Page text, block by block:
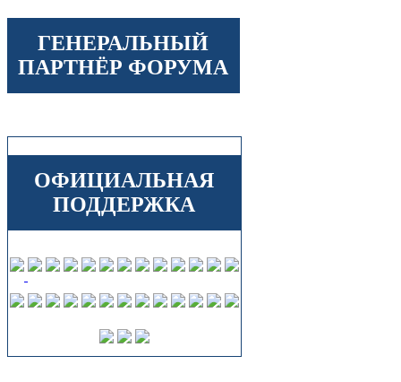
ГЕНЕРАЛЬНЫЙ
ПАРТНЁР ФОРУМА
ОФИЦИАЛЬНАЯ
ПОДДЕРЖКА